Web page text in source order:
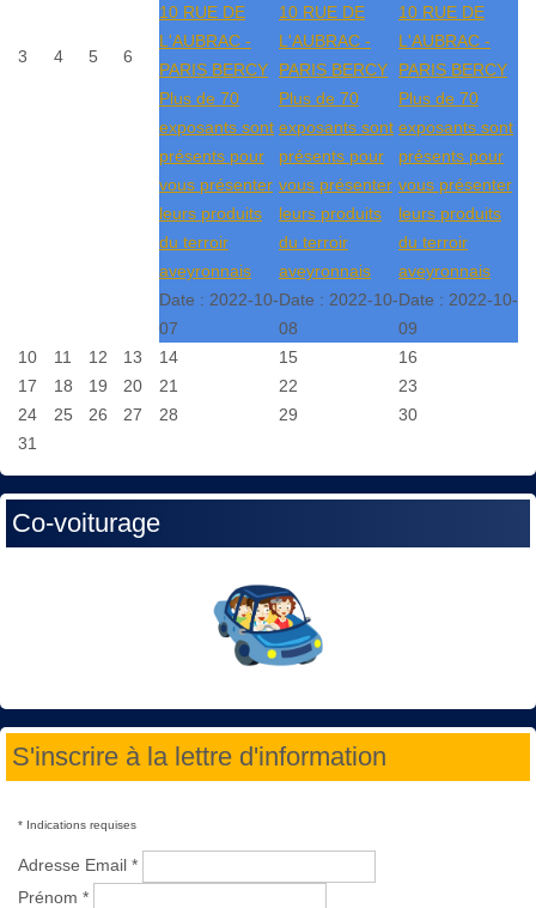
3 4 5 6
10 RUE DE
L'AUBRAC -
PARIS BERCY
Plus de 70
exposants sont
présents pour
vous présenter
leurs produits
du terroir
aveyronnais
Date : 2022-10-
07
10 RUE DE
L'AUBRAC -
PARIS BERCY
Plus de 70
exposants sont
présents pour
vous présenter
leurs produits
du terroir
aveyronnais
Date : 2022-10-
08
10 RUE DE
L'AUBRAC -
PARIS BERCY
Plus de 70
exposants sont
présents pour
vous présenter
leurs produits
du terroir
aveyronnais
Date : 2022-10-
09
10
11 12 13 14 15
16
17
18 19 20 21 22
23
24
25 26 27 28 29
30
31
Co-voiturage
S'inscrire à la lettre d'information
* Indications requises
Adresse Email *
Prénom *